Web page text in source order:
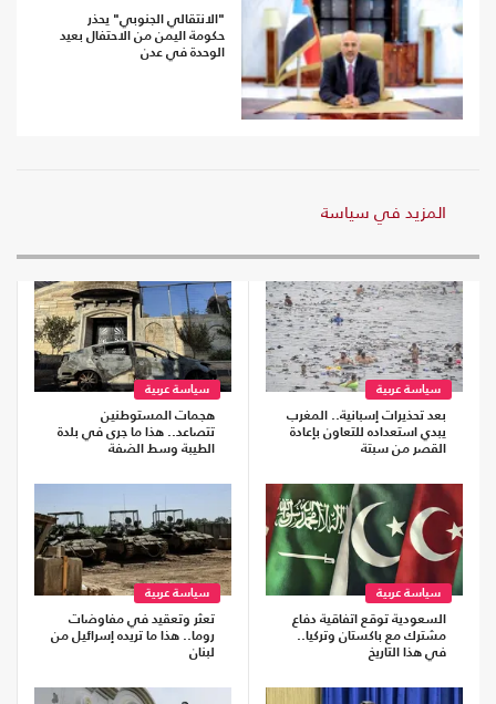
"الانتقالي الجنوبي" يحذر
حكومة اليمن من الاحتفال بعيد
الوحدة في عدن
المزيد في سياسة
سياسة عربية
بعد تحذيرات إسبانية.. المغرب
يبدي استعداده للتعاون بإعادة
القصر من سبتة
سياسة عربية
هجمات المستوطنين
تتصاعد.. هذا ما جرى في بلدة
الطيبة وسط الضفة
سياسة عربية
السعودية توقع اتفاقية دفاع
مشترك مع باكستان وتركيا..
في هذا التاريخ
سياسة عربية
تعثر وتعقيد في مفاوضات
روما.. هذا ما تريده إسرائيل من
لبنان